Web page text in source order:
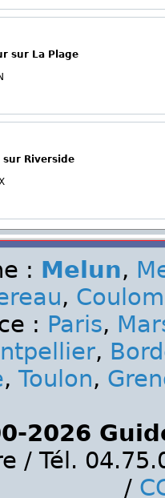
sur La Plage
sur Riverside
: Melun,
,
: Paris,
,
, Toulon,
2026
/ Tél.
/